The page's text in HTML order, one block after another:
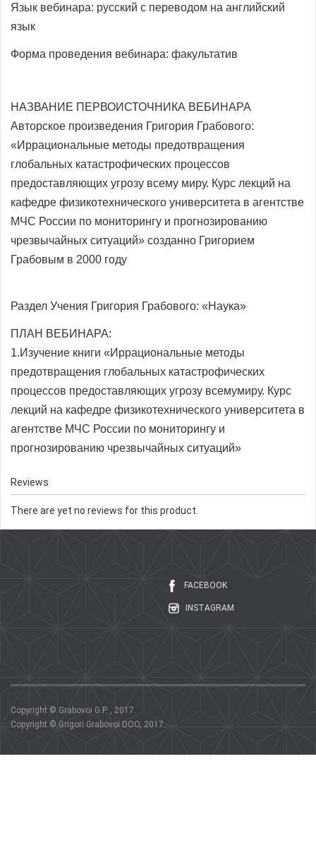
Язык вебинара: русский с переводом на английский
язык
Форма проведения вебинара: факультатив
НАЗВАНИЕ ПЕРВОИСТОЧНИКА ВЕБИНАРА
Авторское произведения Григория Грабового:
«Иррациональные методы предотвращения
глобальных катастрофических процессов
предоставляющих угрозу всему миру. Курс лекций на
кафедре физикотехнического университета в агентстве
МЧС России по мониторингу и прогнозированию
чрезвычайных ситуаций» созданно Григорием
Грабовым в 2000 году
Раздел Учения Григория Грабового: «Наука»
ПЛАН ВЕБИНАРА:
1.Изучение книги «Иррациональные методы
предотвращения глобальных катастрофических
процессов предоставляющих угрозу всемумиру. Курс
лекций на кафедре физикотехнического университета в
агентстве МЧС России по мониторингу и
прогнозированию чрезвычайных ситуаций»
Reviews
There are yet no reviews for this product.
FACEBOOK
INSTAGRAM
Copyright © Grabovoi G.P. , 2017.
Copyright © Grigori Grabovoi DOO, 2017.